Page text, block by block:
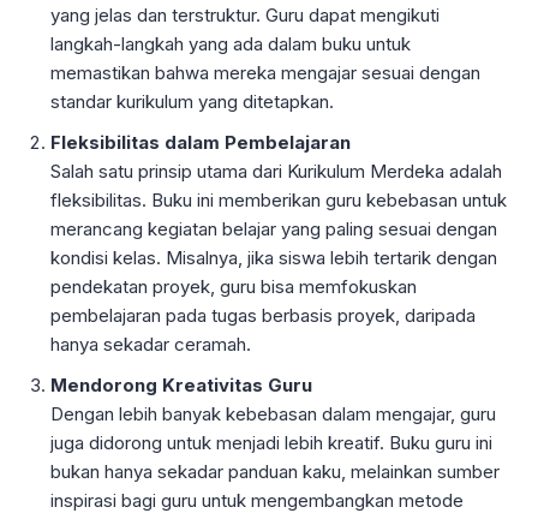
yang jelas dan terstruktur. Guru dapat mengikuti
langkah-langkah yang ada dalam buku untuk
memastikan bahwa mereka mengajar sesuai dengan
standar kurikulum yang ditetapkan.
Fleksibilitas dalam Pembelajaran
Salah satu prinsip utama dari Kurikulum Merdeka adalah
fleksibilitas. Buku ini memberikan guru kebebasan untuk
merancang kegiatan belajar yang paling sesuai dengan
kondisi kelas. Misalnya, jika siswa lebih tertarik dengan
pendekatan proyek, guru bisa memfokuskan
pembelajaran pada tugas berbasis proyek, daripada
hanya sekadar ceramah.
Mendorong Kreativitas Guru
Dengan lebih banyak kebebasan dalam mengajar, guru
juga didorong untuk menjadi lebih kreatif. Buku guru ini
bukan hanya sekadar panduan kaku, melainkan sumber
inspirasi bagi guru untuk mengembangkan metode